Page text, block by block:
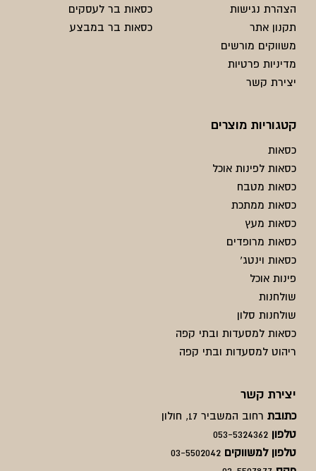
הצהרת נגישות
תקנון אתר
משווקים מורשים
מדיניות פרטיות
יצירת קשר
כסאות בר לעסקים
כסאות בר במבצע
קטגוריות מוצרים
כסאות
כסאות לפינות אוכל
כסאות מטבח
כסאות ממתכת
כסאות מעץ
כסאות מרופדים
כסאות וינטג'
פינות אוכל
שולחנות
שולחנות סלון
כסאות למסעדות ובתי קפה
ריהוט למסעדות ובתי קפה
יצירת קשר
כתובת רחוב המשביר 17, חולון
טלפון 053-5324362
טלפון למשווקים 03-5502042